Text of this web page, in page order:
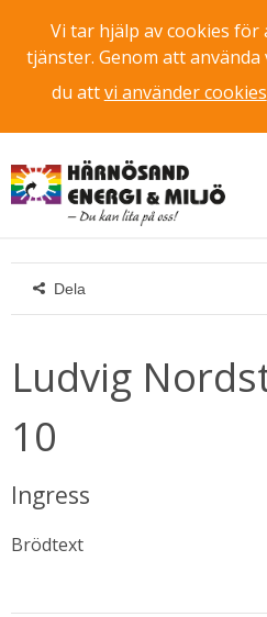
Vi tar hjälp av cookies
tjänster. Genom att
du attvi använder cookies
Dela
Ludvig
10
Ingress
Brödtext